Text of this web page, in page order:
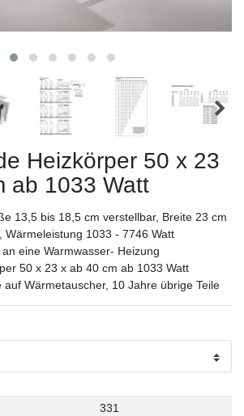
Heizkörper 50 x 23
ab 1033 Watt
13,5 bis 18,5 cm verstellbar, Breite 23 cm
Wärmeleistung 1033 - 7746 Watt
eine Warmwasser- Heizung
50 x 23 x ab 40 cm ab 1033 Watt
Wärmetauscher, 10 Jahre übrige Teile
331